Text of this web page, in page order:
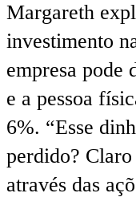
Margareth
investimento
empresa pode
e a pessoa
6%. “Esse
perdido?
através das